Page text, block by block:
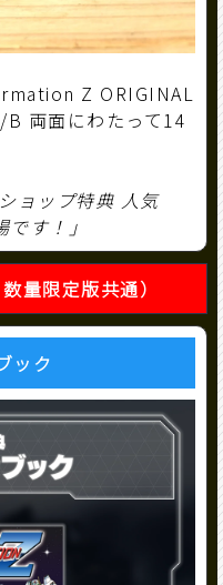
Z ORIGINAL
B 両面にわたって14
ョップ特典 人気
す！」
量限定版共通）
ック